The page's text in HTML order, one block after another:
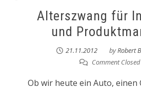
Alterszwang für
und
21.11.2012 byRobert
Comment Closed
Ob wir heute ein Auto, einen